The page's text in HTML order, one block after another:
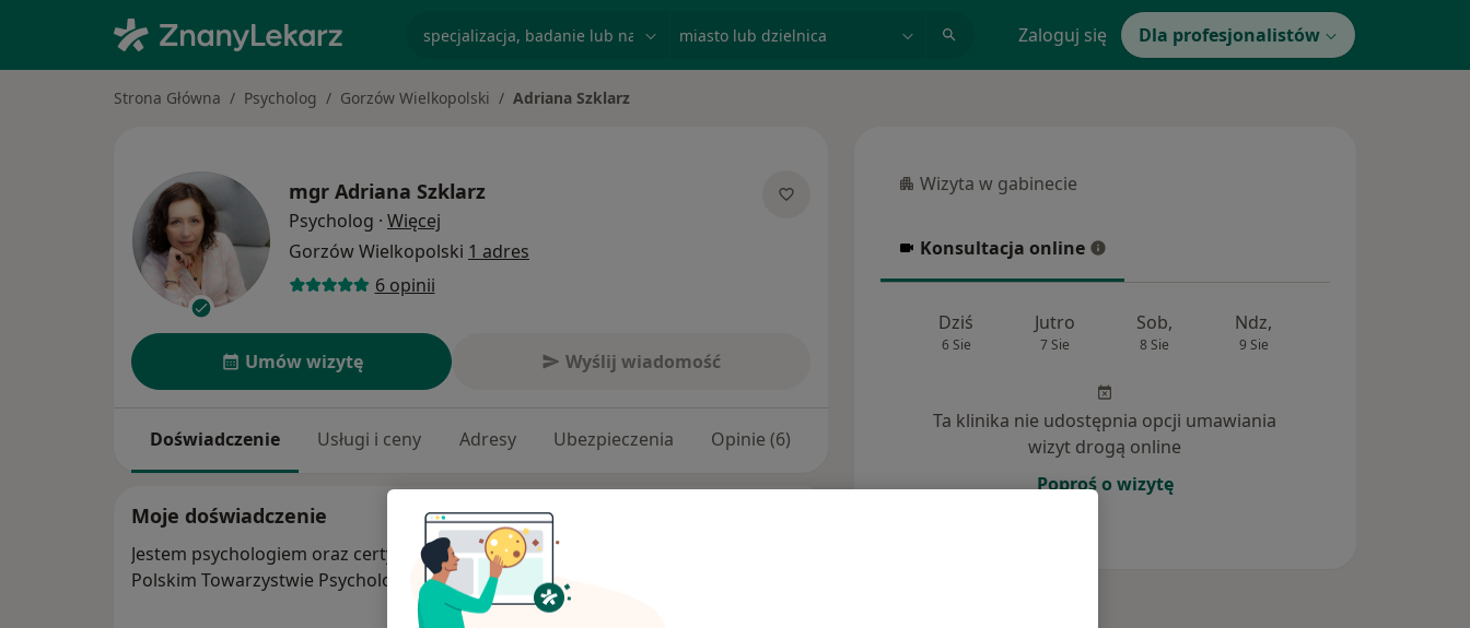
Zaloguj się Dla profesjonalistów
Strona Główna Psycholog Gorzów Wielkopolski Adriana Szklarz
mgr Adriana Szklarz
Psycholog · Więcej
Gorzów Wielkopolski 1 adres
6 opinii
Umów wizytę Wyślij wiadomość
Doświadczenie Usługi i ceny Adresy Ubezpieczenia Opinie (6)
Moje doświadczenie
Jestem psychologiem oraz certyfikowanym interwentem kryzysowym IPZ przy
Polskim Towarzystwie Psychologicznym.
Wizyta w gabinecie
Wizyta w gabinecie
Konsultacja online
Konsultacja online
Dziś
6 Sie
Jutro
7 Sie
Sob,
8 Sie
Ndz,
9 Sie
Ta klinika nie udostępnia opcji umawiania
wizyt drogą online
Poproś o wizytę